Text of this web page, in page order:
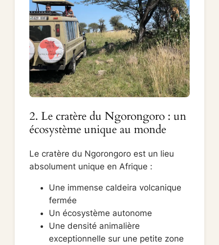
2. Le cratère du Ngorongoro : un
écosystème unique au monde
Le cratère du Ngorongoro est un lieu
absolument unique en Afrique :
Une immense caldeira volcanique
fermée
Un écosystème autonome
Une densité animalière
exceptionnelle sur une petite zone